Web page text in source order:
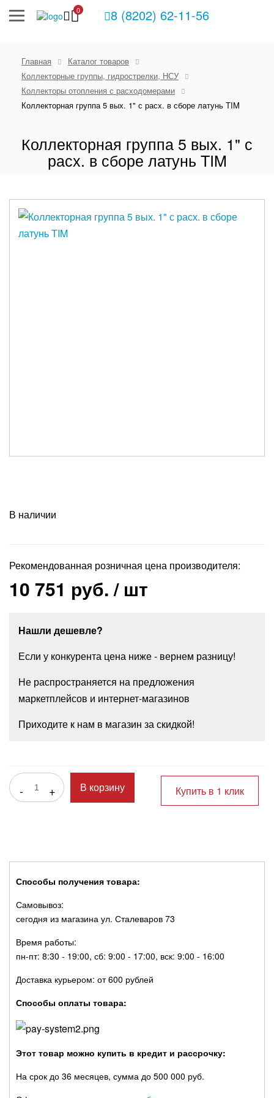
0 8 (8202) 62-11-56
Главная
Каталог товаров
Коллекторные группы, гидрострелки, НСУ
Коллекторы отопления с расходомерами
Коллекторная группа 5 вых. 1" с расх. в сборе латунь TIM
Коллекторная группа 5 вых. 1" с
расх. в сборе латунь TIM
В наличии
Рекомендованная розничная цена производителя:
10 751 руб./ шт
Нашли дешевле?
Если у конкурента цена ниже - вернем разницу!
Не распространяется на предложения
маркетплейсов и интернет-магазинов
Приходите к нам в магазин за скидкой!
- + В корзину Купить в 1 клик
Способы получения товара:
Самовывоз:
сегодня из магазина ул. Сталеваров 73
Время работы:
пн-пт: 8:30 - 19:00, сб: 9:00 - 17:00, вск: 9:00 - 16:00
Доставка курьером: от 600 рублей
Способы оплаты товара:
Этот товар можно купить в кредит и рассрочку:
На срок до 36 месяцев, сумма до 500 000 руб.